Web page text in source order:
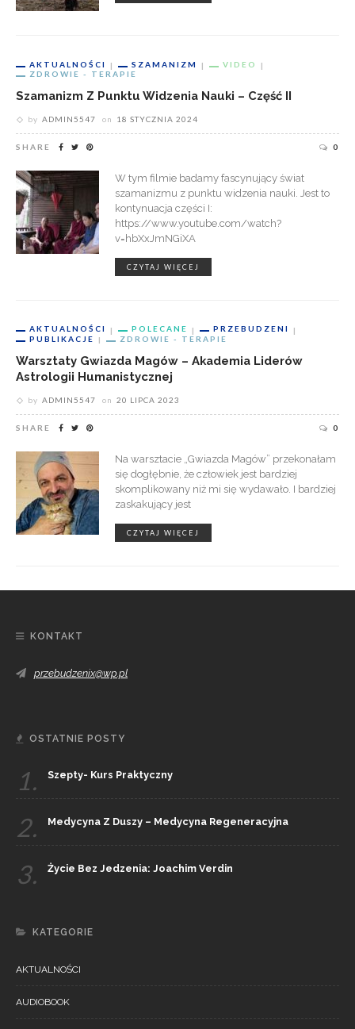
AKTUALNOŚCI SZAMANIZM
VIDEO
ZDROWIE - TERAPIE
Szamanizm Z Punktu Widzenia Nauki – Część II
by ADMIN5547 on 18 STYCZNIA 2024
SHARE 0
W tym filmie badamy fascynujący świat
szamanizmu z punktu widzenia nauki. Jest to
kontynuacja części I:
https://www.youtube.com/watch?
v=hbXxJmNGiXA
CZYTAJ WIĘCEJ
AKTUALNOŚCI POLECANE
PRZEBUDZENI
PUBLIKACJE
ZDROWIE - TERAPIE
Warsztaty Gwiazda Magów – Akademia Liderów
Astrologii Humanistycznej
by ADMIN5547 on 20 LIPCA 2023
SHARE 0
Na warsztacie „Gwiazda Magów” przekonałam
się dogłębnie, że człowiek jest bardziej
skomplikowany niż mi się wydawało. I bardziej
zaskakujący jest
CZYTAJ WIĘCEJ
KONTAKT
przebudzenix@wp.pl
OSTATNIE POSTY
1. Szepty- Kurs Praktyczny
2. Medycyna Z Duszy – Medycyna Regeneracyjna
3. Życie Bez Jedzenia: Joachim Verdin
KATEGORIE
AKTUALNOŚCI
AUDIOBOOK